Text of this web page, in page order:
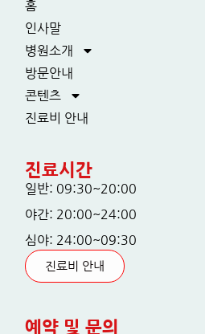
홈
인사말
병원소개
방문안내
콘텐츠
진료비 안내
진료시간
일반: 09:30~20:00
야간: 20:00~24:00
심야: 24:00~09:30
진료비 안내
예약 및 문의